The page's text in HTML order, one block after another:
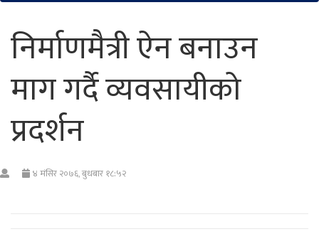
निर्माणमैत्री ऐन बनाउन
माग गर्दै व्यवसायीको
प्रदर्शन
४ मंसिर २०७६, बुधबार १८:५२